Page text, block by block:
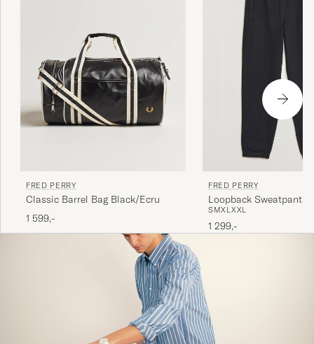
FRED PERRY
Classic Barrel Bag Black/Ecru
1 599,-
FRED PERRY
Loopback Sweatpants
SMXLXXL
1 299,-